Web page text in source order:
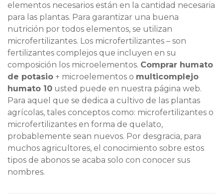
elementos necesarios están en la cantidad necesaria
para las plantas. Para garantizar una buena
nutrición por todos elementos, se utilizan
microfertilizantes. Los microfertilizantes – son
fertilizantes complejos que incluyen en su
composición los microelementos. Comprar humato
de potasio + microelementos o multicomplejo
humato 10 usted puede en nuestra página web.
Para aquel que se dedica a cultivo de las plantas
agrícolas, tales conceptos como: microfertilizantes o
microfertilizantes en forma de quelato,
probablemente sean nuevos. Por desgracia, para
muchos agricultores, el conocimiento sobre estos
tipos de abonos se acaba solo con conocer sus
nombres.